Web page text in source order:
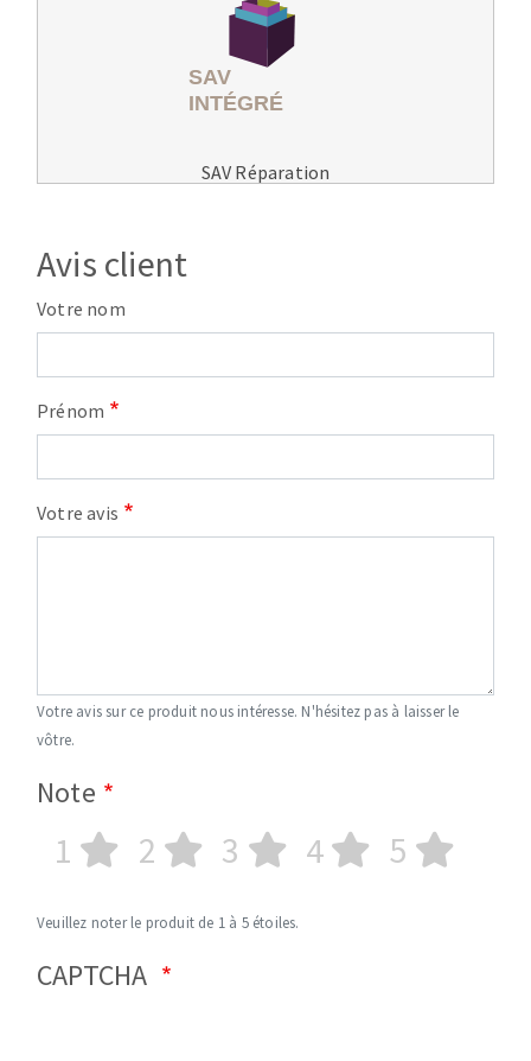
SAV Réparation
Avis client
Votre nom
Prénom
Votre avis
Votre avis sur ce produit nous intéresse. N'hésitez pas à laisser le
vôtre.
Note
1 2 3 4 5
Veuillez noter le produit de 1 à 5 étoiles.
CAPTCHA